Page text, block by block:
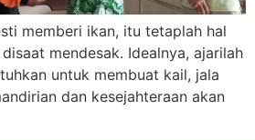
memberi ikan, itu tetaplah hal
mendesak. Idealnya, ajarilah
untuk membuat kail, jala
dan kesejahteraan akan